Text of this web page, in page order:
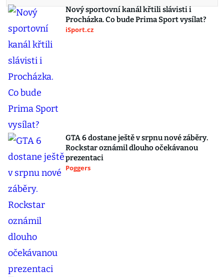
Nový sportovní kanál křtili slávisti i
Procházka. Co bude Prima Sport vysílat?
iSport.cz
GTA 6 dostane ještě v srpnu nové záběry.
Rockstar oznámil dlouho očekávanou
prezentaci
Poggers